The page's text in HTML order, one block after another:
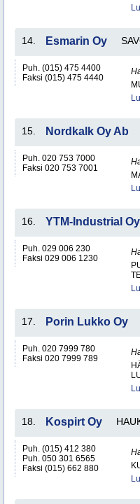
14. Esmarin Oy
Puh. (015) 475 4400
Faksi (015) 475 4440
15. Nordkalk Oy Ab
Puh. 020 753 7000
Faksi 020 753 7001
16. YTM-Industrial Oy
Puh. 029 006 230
Faksi 029 006 1230
17. Porin Lukko Oy
Puh. 020 7999 780
Faksi 020 7999 789
18. Kospirt Oy
Puh. (015) 412 380
Puh. 050 301 6565
Faksi (015) 662 880